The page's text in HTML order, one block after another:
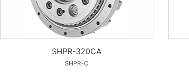
SHPR-320CA
SHPR-C